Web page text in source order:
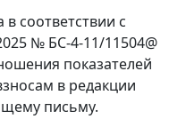
соответствии с
№ БС-4-11/11504@
показателей
в редакции
письму.